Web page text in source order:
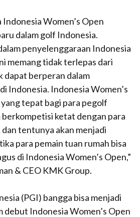
Women’s Open
dalam golf Indonesia.
penyelenggaraan Indonesia
memang tidak terlepas dari
dapat berperan dalam
Indonesia. Indonesia Women’s
tepat bagi para pegolf
ketat dengan para
tentunya akan menjadi
para pemain tuan rumah bisa
di Indonesia Women’s Open,”
& CEO KMK Group.
(PGI) bangga bisa menjadi
debut Indonesia Women’s Open